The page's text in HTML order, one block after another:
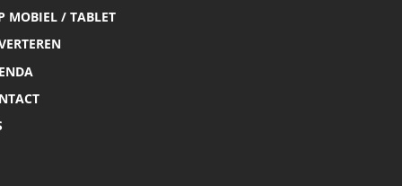
MOBIEL / TABLET